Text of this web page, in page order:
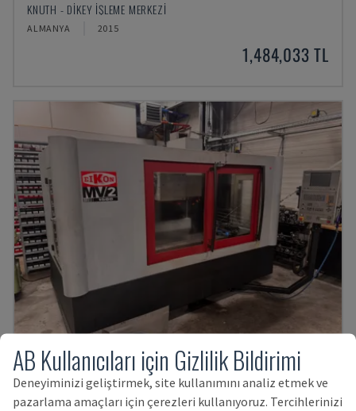
KNUTH - DIKEY İŞLEME MERKEZI
ALMANYA 2015
1,484,033 TL
MV2
EIKON - DIKEY İŞLEME MERKEZI
AB Kullanıcıları için Gizlilik Bildirimi
Deneyiminizi geliştirmek, site kullanımını analiz etmek ve
pazarlama amaçları için çerezleri kullanıyoruz. Tercihlerinizi